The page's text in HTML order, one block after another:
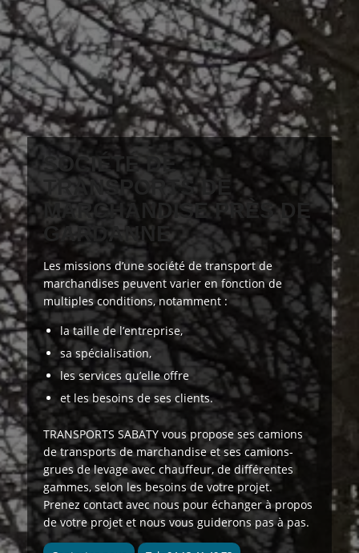
SOCIÉTÉ DE
TRANSPORTS DE
MARCHANDISE PRÈS DE
GARDANNE
Les missions d’une société de transport de
marchandises peuvent varier en fonction de
multiples conditions, notamment :
la taille de l’entreprise,
sa spécialisation,
les services qu’elle offre
et les besoins de ses clients.
TRANSPORTS SABATY vous propose ses camions
de transports de marchandise et ses camions-
grues de levage avec chauffeur, de différentes
gammes, selon les besoins de votre projet.
Prenez contact avec nous pour échanger à propos
de votre projet et nous vous guiderons pas à pas.